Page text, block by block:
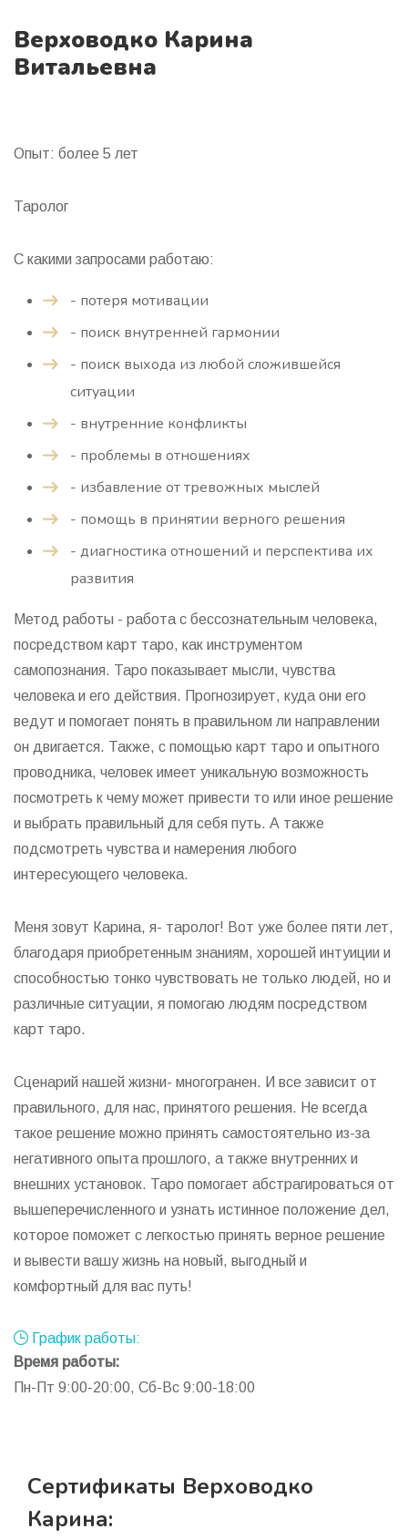
Верховодко Карина
Витальевна
Опыт: более 5 лет
Таролог
С какими запросами работаю:
- потеря мотивации
- поиск внутренней гармонии
- поиск выхода из любой сложившейся
ситуации
- внутренние конфликты
- проблемы в отношениях
- избавление от тревожных мыслей
- помощь в принятии верного решения
- диагностика отношений и перспектива их
развития
Метод работы - работа с бессознательным человека,
посредством карт таро, как инструментом
самопознания. Таро показывает мысли, чувства
человека и его действия. Прогнозирует, куда они его
ведут и помогает понять в правильном ли направлении
он двигается. Также, с помощью карт таро и опытного
проводника, человек имеет уникальную возможность
посмотреть к чему может привести то или иное решение
и выбрать правильный для себя путь. А также
подсмотреть чувства и намерения любого
интересующего человека.
Меня зовут Карина, я- таролог! Вот уже более пяти лет,
благодаря приобретенным знаниям, хорошей интуиции и
способностью тонко чувствовать не только людей, но и
различные ситуации, я помогаю людям посредством
карт таро.
Сценарий нашей жизни- многогранен. И все зависит от
правильного, для нас, принятого решения. Не всегда
такое решение можно принять самостоятельно из-за
негативного опыта прошлого, а также внутренних и
внешних установок. Таро помогает абстрагироваться от
вышеперечисленного и узнать истинное положение дел,
которое поможет с легкостью принять верное решение
и вывести вашу жизнь на новый, выгодный и
комфортный для вас путь!
График работы:
Время работы:
Пн-Пт 9:00-20:00, Сб-Вс 9:00-18:00
Сертификаты Верховодко
Карина: